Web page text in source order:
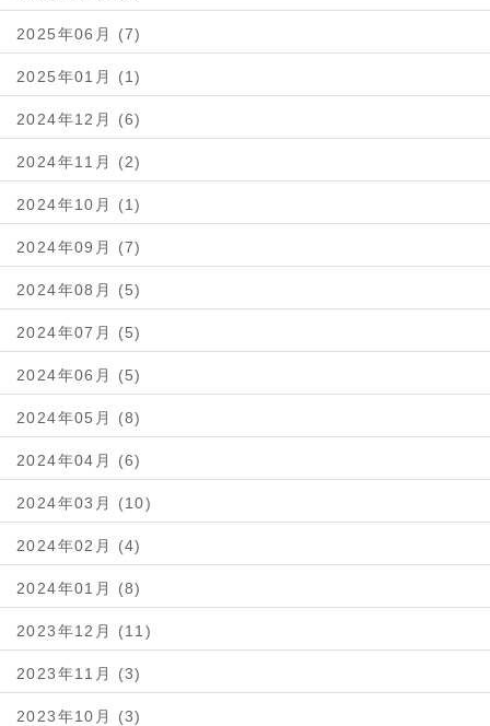
2025年06月 (7)
2025年01月 (1)
2024年12月 (6)
2024年11月 (2)
2024年10月 (1)
2024年09月 (7)
2024年08月 (5)
2024年07月 (5)
2024年06月 (5)
2024年05月 (8)
2024年04月 (6)
2024年03月 (10)
2024年02月 (4)
2024年01月 (8)
2023年12月 (11)
2023年11月 (3)
2023年10月 (3)